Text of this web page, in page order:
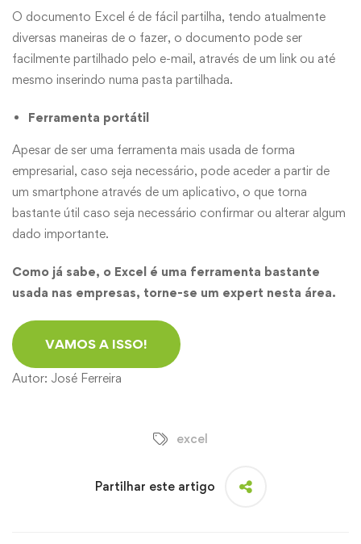
O documento Excel é de fácil partilha, tendo atualmente
diversas maneiras de o fazer, o documento pode ser
facilmente partilhado pelo e-mail, através de um link ou até
mesmo inserindo numa pasta partilhada.
Ferramenta portátil
Apesar de ser uma ferramenta mais usada de forma
empresarial, caso seja necessário, pode aceder a partir de
um smartphone através de um aplicativo, o que torna
bastante útil caso seja necessário confirmar ou alterar algum
dado importante.
Como já sabe, o Excel é uma ferramenta bastante
usada nas empresas, torne-se um expert nesta área.
VAMOS A ISSO!
Autor: José Ferreira
excel
Partilhar este artigo